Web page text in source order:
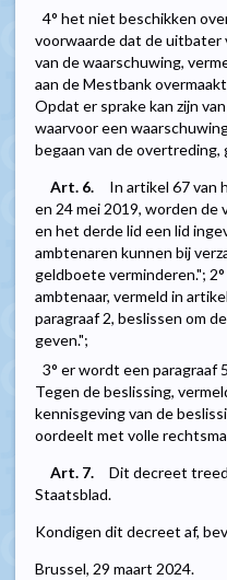
4° het niet beschikken
voorwaarde dat de uitbater
van de waarschuwing,
aan de Mestbank
Opdat er sprake kan zijn
waarvoor een
begaan van de
Art. 6.
In artikel 67 van
en 24 mei 2019, worden
en het derde lid een lid
ambtenaren kunnen bij
geldboete verminderen.";
ambtenaar, vermeld in
paragraaf 2, beslissen om
geven.";
3° er wordt een paragraaf
Tegen de beslissing,
kennisgeving van de
oordeelt met volle
Art. 7.
Dit decreet
Staatsblad.
Kondigen dit decreet af,
Brussel, 29 maart 2024.